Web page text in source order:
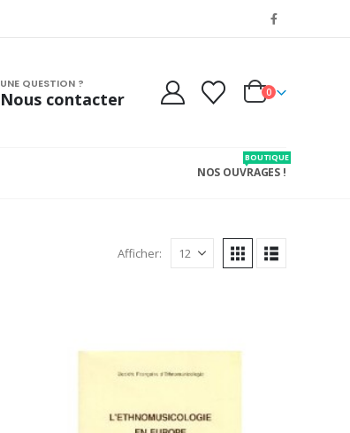
UNE QUESTION ?
Nous contacter 0
NOS OUVRAGES !
BOUTIQUE
Afficher: